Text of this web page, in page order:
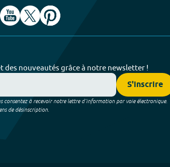
des nouveautés grâce à notre newsletter !
S'inscrire
consentez à recevoir notre lettre d’information par voie électronique.
de désinscription.